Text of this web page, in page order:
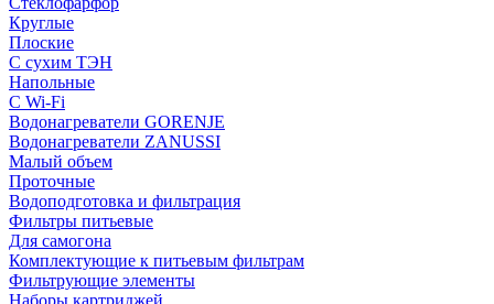
Круглые
Плоские
С сухим ТЭН
Напольные
С Wi-Fi
Водонагреватели GORENJE
Водонагреватели ZANUSSI
Малый объем
Проточные
Водоподготовка и фильтрация
Фильтры питьевые
Для самогона
Комплектующие к питьевым фильтрам
Фильтрующие элементы
Наборы картриджей